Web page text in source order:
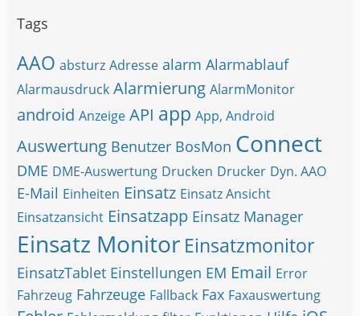
Tags
AAO absturz Adresse alarm Alarmablauf
Alarmausdruck Alarmierung AlarmMonitor
android Anzeige API app App, Android
Auswertung Benutzer BosMon Connect
DME DME-Auswertung Drucken Drucker Dyn. AAO
E-Mail Einheiten Einsatz Einsatz Ansicht
Einsatzansicht Einsatzapp Einsatz Manager
Einsatz Monitor Einsatzmonitor
EinsatzTablet Einstellungen EM Email Error
Fahrzeug Fahrzeuge Fallback Fax Faxauswertung